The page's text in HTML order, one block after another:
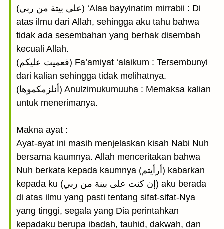
(على بيتة من ربي) ‘Alaa bayyinatim mirrabii : Di
atas ilmu dari Allah, sehingga aku tahu bahwa
tidak ada sesembahan yang berhak disembah
kecuali Allah.
(فعميت عليكم) Fa’amiyat ‘alaikum : Tersembunyi
dari kalian sehingga tidak melihatnya.
(أنلزمكموها) Anulzimukumuuha : Memaksa kalian
untuk menerimanya.
Makna ayat :
Ayat-ayat ini masih menjelaskan kisah Nabi Nuh
bersama kaumnya. Allah menceritakan bahwa
Nuh berkata kepada kaumnya (أرأيتم) kabarkan
kepada ku (إن كنت على بينة من ربي) aku berada
di atas ilmu yang pasti tentang sifat-sifat-Nya
yang tinggi, segala yang Dia perintahkan
kepadaku berupa ibadah, tauhid, dakwah, dan